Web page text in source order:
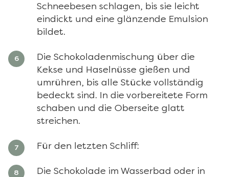
Schneebesen schlagen, bis sie leicht
eindickt und eine glänzende Emulsion
bildet.
Die Schokoladenmischung über die
Kekse und Haselnüsse gießen und
umrühren, bis alle Stücke vollständig
bedeckt sind. In die vorbereitete Form
schaben und die Oberseite glatt
streichen.
Für den letzten Schliff:
Die Schokolade im Wasserbad oder in